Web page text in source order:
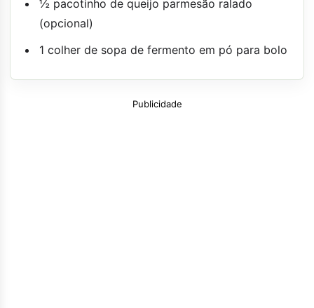
½ pacotinho de queijo parmesão ralado
(opcional)
1 colher de sopa de fermento em pó para bolo
Publicidade